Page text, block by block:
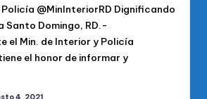
@MinInteriorRD Dignificando
Santo Domingo, RD.-
el Min. de Interior y Policía
el honor de informar y
4, 2021